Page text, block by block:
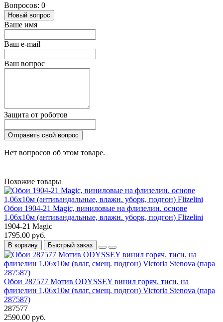
Вопросов: 0
Новый вопрос
Ваше имя
Ваш e-mail
Ваш вопрос
Защита от роботов
Отправить свой вопрос
Нет вопросов об этом товаре.
Похожие товары
Обои 1904-21 Magic, виниловые на флизелин. основе
1,06х10м (антивандальные, влажн. уборк, подгон) Flizelini
1904-21 Magic
1795.00 руб.
В корзину Быстрый заказ
Обои 287577 Мотив ODYSSEY винил горяч. тисн. на
флизелин 1,06х10м (влаг, смещ. подгон) Victoria Stenova (пара
287587)
287577
2590.00 руб.